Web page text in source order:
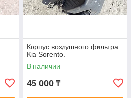
Корпус воздушного фильтра
Kia Sorento.
В наличии
45 000 ₸